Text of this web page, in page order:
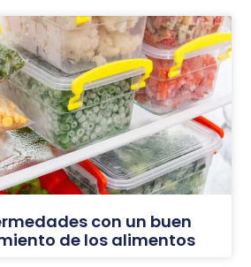
con un buen
de los alimentos